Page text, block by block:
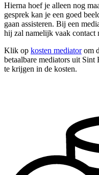
Hierna hoef je alleen nog
gesprek kan je een goed
gaan assisteren. Bij een
hij zal namelijk vaak contact
Klik op kosten mediatorom
betaalbare mediators uit
te krijgen in de kosten.